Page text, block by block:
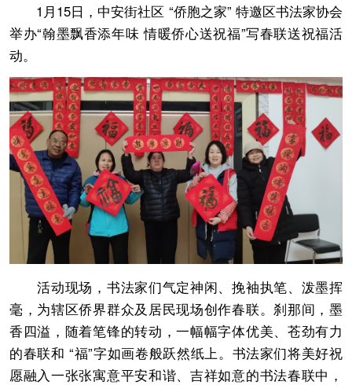
1月15日，中安街社区 “侨胞之家” 特邀区书法家协会
举办“翰墨飘香添年味 情暖侨心送祝福”写春联送祝福活
动。
活动现场，书法家们气定神闲、挽袖执笔、泼墨挥
毫，为辖区侨界群众及居民现场创作春联。刹那间，墨
香四溢，随着笔锋的转动，一幅幅字体优美、苍劲有力
的春联和 “福”字如画卷般跃然纸上。书法家们将美好祝
愿融入一张张寓意平安和谐、吉祥如意的书法春联中，